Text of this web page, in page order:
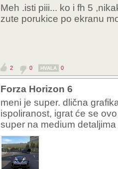
Meh .isti piii... ko i fh 5
zute porukice po ekranu
2 0 HVALA 0
Forza Horizon 6
meni je super. dlična
ispoliranost, igrat će se
super na medium